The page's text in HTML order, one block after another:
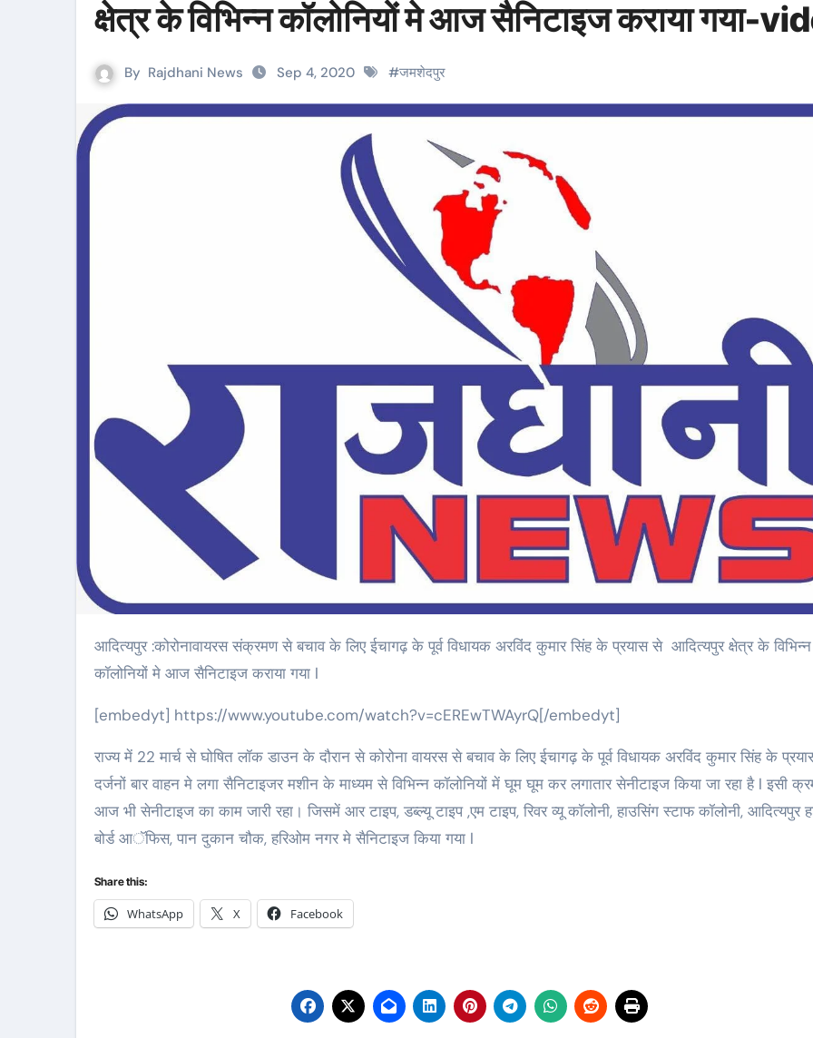
क्षेत्र के विभिन्न कॉलोनियों मे आज सैनिटाइज कराया गया-
By Rajdhani News Sep 4, 2020 #जमशेदपुर
आदित्यपुर :कोरोनावायरस संक्रमण से बचाव के लिए ईचागढ़ के पूर्व विधायक अरविंद कुमार सिंह के प्रयास से आदित्यपुर क्षेत्र के विभिन्न
कॉलोनियों मे आज सैनिटाइज कराया गया l
[embedyt] https://www.youtube.com/watch?v=cEREwTWAyrQ[/embedyt]
राज्य में 22 मार्च से घोषित लॉक डाउन के दौरान से कोरोना वायरस से बचाव के लिए ईचागढ़ के पूर्व विधायक अरविंद कुमार सिंह के
दर्जनों बार वाहन मे लगा सैनिटाइजर मशीन के माध्यम से विभिन्न कॉलोनियों में घूम घूम कर लगातार सेनीटाइज किया जा रहा है l इसी
आज भी सेनीटाइज का काम जारी रहा। जिसमें आर टाइप, डब्ल्यू टाइप ,एम टाइप, रिवर व्यू कॉलोनी, हाउसिंग स्टाफ कॉलोनी, आदित्यपुर
बोर्ड आॅफिस, पान दुकान चौक, हरिओम नगर मे सैनिटाइज किया गया l
Share this:
WhatsApp X Facebook